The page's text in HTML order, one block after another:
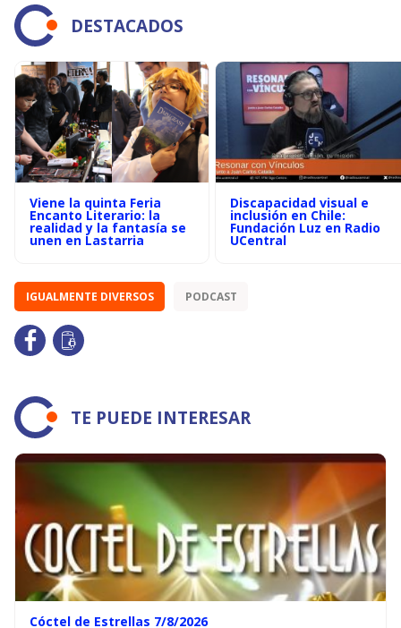
DESTACADOS
Viene la quinta Feria
Encanto Literario: la
realidad y la fantasía se
unen en Lastarria
Discapacidad visual e
inclusión en Chile:
Fundación Luz en Radio
UCentral
IGUALMENTE DIVERSOS PODCAST
TE PUEDE INTERESAR
Cóctel de Estrellas 7/8/2026